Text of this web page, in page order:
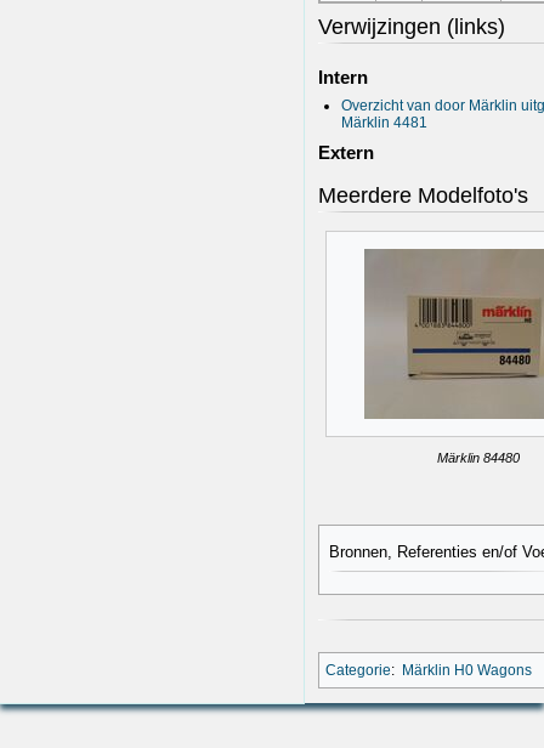
Verwijzingen (links)
Intern
Overzicht van door Märklin
Märklin 4481
Extern
Meerdere Modelfoto's
Märklin 84480
Bronnen, Referenties en/of
Categorie: Märklin H0 Wagons